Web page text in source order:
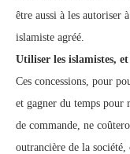
être aussi à les autoriser
islamiste agréé.
Utiliser les islamistes,
Ces concessions, pour
et gagner du temps pour
de commande, ne
outrancière de la société,